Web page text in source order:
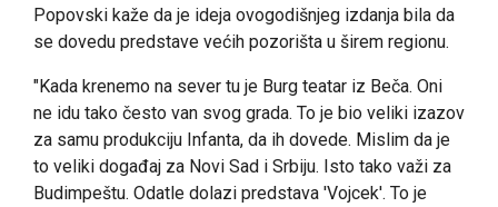
Popovski kaže da je ideja ovogodišnjeg izdanja bila da
se dovedu predstave većih pozorišta u širem regionu.
"Kada krenemo na sever tu je Burg teatar iz Beča. Oni
ne idu tako često van svog grada. To je bio veliki izazov
za samu produkciju Infanta, da ih dovede. Mislim da je
to veliki događaj za Novi Sad i Srbiju. Isto tako važi za
Budimpeštu. Odatle dolazi predstava 'Vojcek'. To je